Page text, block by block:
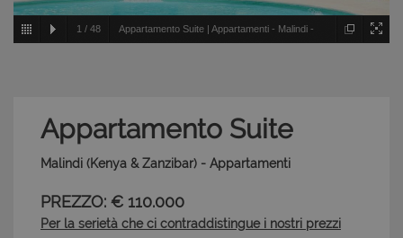
1 / 48 Appartamento Suite | Appartamenti - Malindi -
Appartamento Suite
Malindi (Kenya & Zanzibar) - Appartamenti
PREZZO: € 110.000
Per la serietà che ci contraddistingue i nostri prezzi